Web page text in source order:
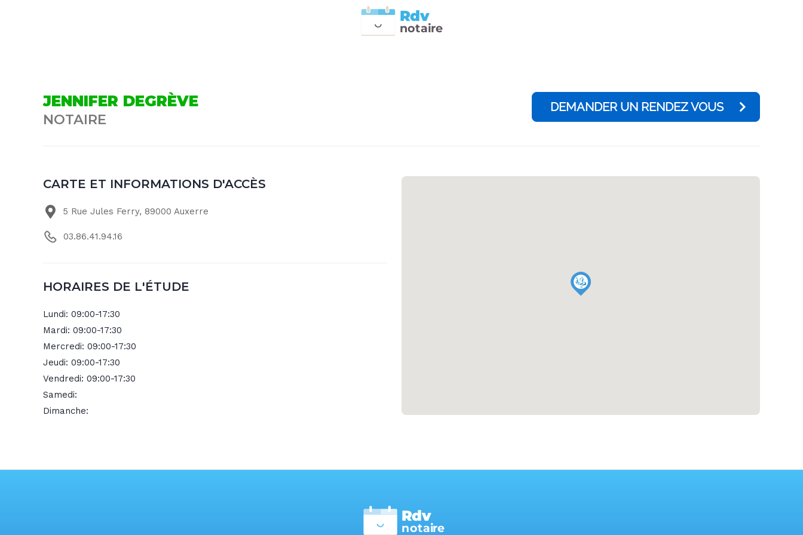
notaire
Rdv
JENNIFER DEGRÈVE
NOTAIRE
DEMANDER UN RENDEZ VOUS
CARTE ET INFORMATIONS D'ACCÈS
5 Rue Jules Ferry, 89000 Auxerre
03.86.41.94.16
HORAIRES DE L'ÉTUDE
Lundi: 09:00-17:30
Mardi: 09:00-17:30
Mercredi: 09:00-17:30
Jeudi: 09:00-17:30
Vendredi: 09:00-17:30
Samedi:
Dimanche:
notaire
Rdv